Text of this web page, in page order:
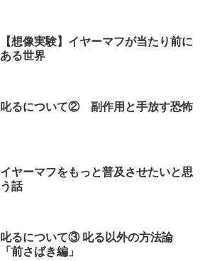
【想像実験】イヤーマフが当たり前に
ある世界
叱るについて② 副作用と手放す恐怖
イヤーマフをもっと普及させたいと思
う話
叱るについて③ 叱る以外の方法論
「前さばき編」